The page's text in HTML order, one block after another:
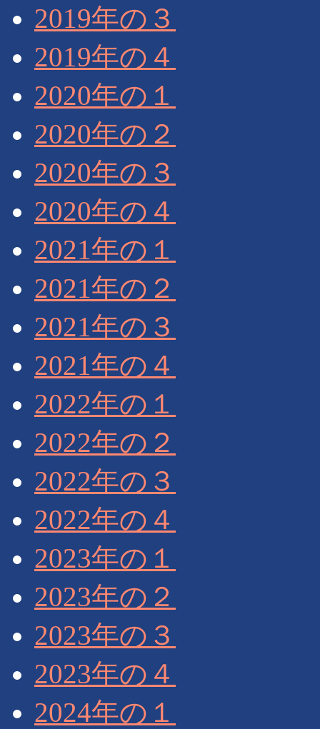
2019年の３
2019年の４
2020年の１
2020年の２
2020年の３
2020年の４
2021年の１
2021年の２
2021年の３
2021年の４
2022年の１
2022年の２
2022年の３
2022年の４
2023年の１
2023年の２
2023年の３
2023年の４
2024年の１